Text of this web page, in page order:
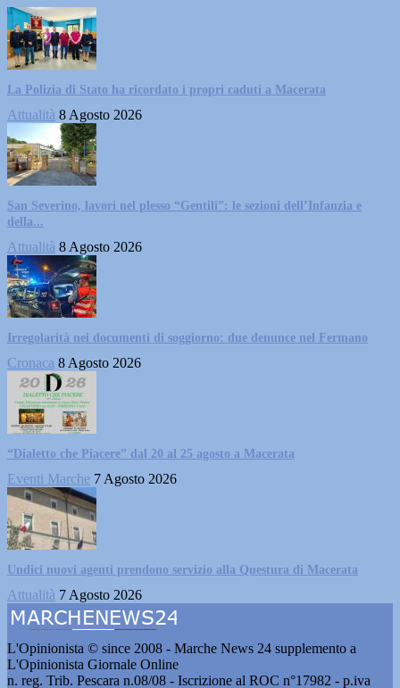
La Polizia di Stato ha ricordato i propri caduti a Macerata
Attualità 8 Agosto 2026
San Severino, lavori nel plesso “Gentili”: le sezioni dell’Infanzia e
della...
Attualità 8 Agosto 2026
Irregolarità nei documenti di soggiorno: due denunce nel Fermano
Cronaca 8 Agosto 2026
“Dialetto che Piacere” dal 20 al 25 agosto a Macerata
Eventi Marche 7 Agosto 2026
Undici nuovi agenti prendono servizio alla Questura di Macerata
Attualità 7 Agosto 2026
L'Opinionista © since 2008 - Marche News 24 supplemento a
L'Opinionista Giornale Online
n. reg. Trib. Pescara n.08/08 - Iscrizione al ROC n°17982 - p.iva